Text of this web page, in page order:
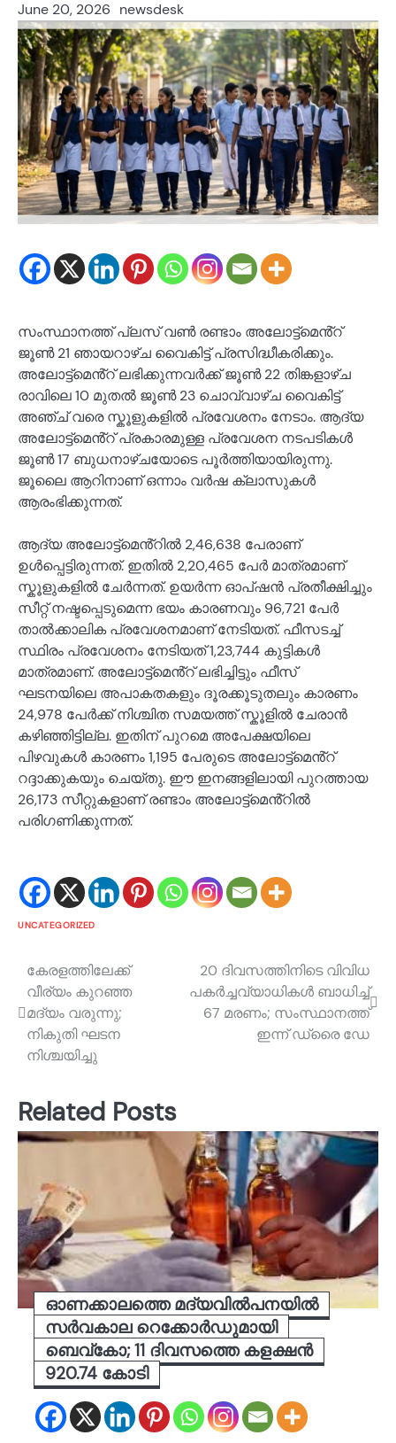
June 20, 2026 newsdesk
സംസ്ഥാനത്ത് പ്ലസ് വൺ രണ്ടാം അലോട്ട്മെൻ്റ്
ജൂൺ 21 ഞായറാഴ്ച വൈകിട്ട് പ്രസിദ്ധീകരിക്കും.
അലോട്ട്മെൻ്റ് ലഭിക്കുന്നവർക്ക് ജൂൺ 22 തിങ്കളാഴ്ച
രാവിലെ 10 മുതൽ ജൂൺ 23 ചൊവ്വാഴ്ച വൈകിട്ട്
അഞ്ച് വരെ സ്കൂളുകളിൽ പ്രവേശനം നേടാം. ആദ്യ
അലോട്ട്മെൻ്റ് പ്രകാരമുള്ള പ്രവേശന നടപടികൾ
ജൂൺ 17 ബുധനാഴ്ചയോടെ പൂർത്തിയായിരുന്നു.
ജൂലൈ ആറിനാണ് ഒന്നാം വർഷ ക്ലാസുകൾ
ആരംഭിക്കുന്നത്.
ആദ്യ അലോട്ട്മെൻ്റിൽ 2,46,638 പേരാണ്
ഉൾപ്പെട്ടിരുന്നത്. ഇതിൽ 2,20,465 പേർ മാത്രമാണ്
സ്കൂളുകളിൽ ചേർന്നത്. ഉയർന്ന ഓപ്ഷൻ പ്രതീക്ഷിച്ചും
സീറ്റ് നഷ്ടപ്പെടുമെന്ന ഭയം കാരണവും 96,721 പേർ
താൽക്കാലിക പ്രവേശനമാണ് നേടിയത്. ഫീസടച്ച്
സ്ഥിരം പ്രവേശനം നേടിയത് 1,23,744 കുട്ടികൾ
മാത്രമാണ്. അലോട്ട്മെൻ്റ് ലഭിച്ചിട്ടും ഫീസ്
ഘടനയിലെ അപാകതകളും ദൂരക്കൂടുതലും കാരണം
24,978 പേർക്ക് നിശ്ചിത സമയത്ത് സ്കൂളിൽ ചേരാൻ
കഴിഞ്ഞിട്ടില്ല. ഇതിന് പുറമെ അപേക്ഷയിലെ
പിഴവുകൾ കാരണം 1,195 പേരുടെ അലോട്ട്മെൻ്റ്
റദ്ദാക്കുകയും ചെയ്തു. ഈ ഇനങ്ങളിലായി പുറത്തായ
26,173 സീറ്റുകളാണ് രണ്ടാം അലോട്ട്മെൻ്റിൽ
പരിഗണിക്കുന്നത്.
UNCATEGORIZED
Post
navigation
കേരളത്തിലേക്ക്
വീര്യം കുറഞ്ഞ
മദ്യം വരുന്നു;
നികുതി ഘടന
നിശ്ചയിച്ചു
20 ദിവസത്തിനിടെ വിവിധ
പകർച്ചവ്യാധികൾ ബാധിച്ച്
67 മരണം; സംസ്ഥാനത്ത്
ഇന്ന് ഡ്രൈ ഡേ
Related Posts
ഓണക്കാലത്തെ മദ്യവിൽപനയിൽ
സർവകാല റെക്കോർഡുമായി
ബെവ്‌കോ; 11 ദിവസത്തെ കളക്ഷന്‍
920.74 കോടി